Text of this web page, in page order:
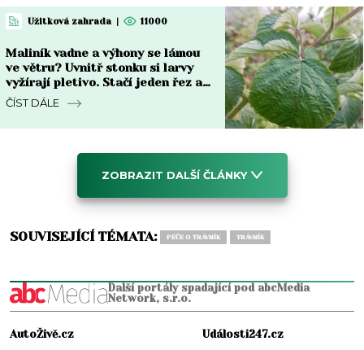
Užitková zahrada | 11000
Maliník vadne a výhony se lámou
ve větru? Uvnitř stonku si larvy
vyžírají pletivo. Stačí jeden řez a
česnek
ČÍST DÁLE
ZOBRAZIT DALŠÍ ČLÁNKY
SOUVISEJÍCÍ TÉMATA: PÉČE O TRÁVNÍK TRÁVNÍK
Další portály spadající pod abcMedia
Network, s.r.o.
AutoŽivě.cz
Události247.cz